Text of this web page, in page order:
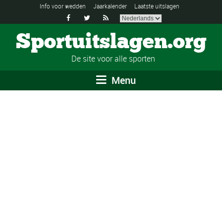
Info voor wedden Jaarkalender Laatste uitslagen
  
Sportuitslagen.org
De site voor alle sporten
Menu